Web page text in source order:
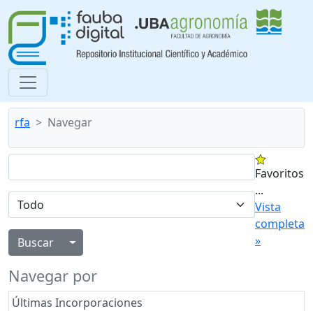
rfa Navegar
Alternar menú desplegable
Favoritos
...
Vista
completa
»
Navegar por
Últimas Incorporaciones